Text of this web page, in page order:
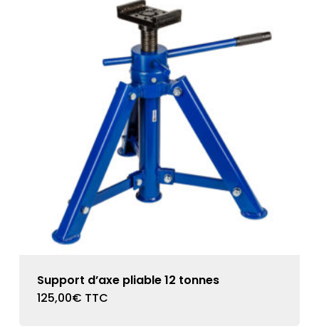
Support d’axe pliable 12 tonnes
125,00€ TTC